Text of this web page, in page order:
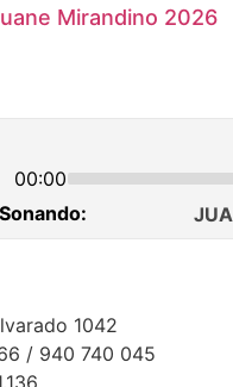
Mirandino 2026
1042
/ 940 740 045